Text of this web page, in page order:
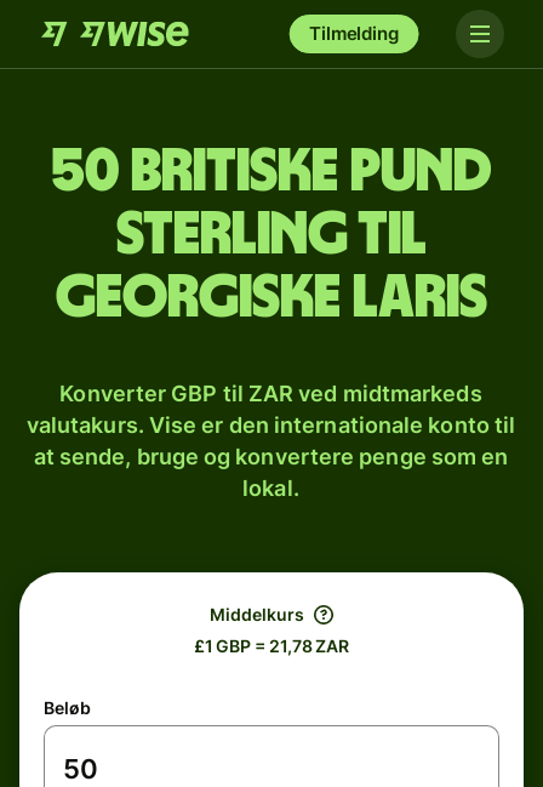
Tilmelding
50 britiske pund
sterling til
georgiske laris
Konverter GBP til ZAR ved midtmarkeds
valutakurs. Vise er den internationale konto til
at sende, bruge og konvertere penge som en
lokal.
Middelkurs
£1 GBP = 21,78 ZAR
Beløb